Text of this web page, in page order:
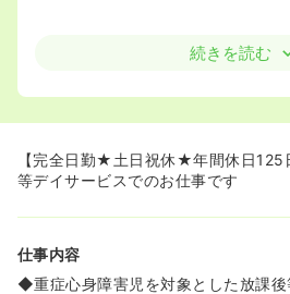
続きを読む
【完全日勤★土日祝休★年間休日125
等デイサービスでのお仕事です
仕事内容
◆重症心身障害児を対象とした放課